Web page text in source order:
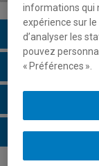
Description du
Horaire - Été
Horaire -
Horaire - Hiver
informations qui
expérience sur
d’analyser les
pouvez
« Préférences ».